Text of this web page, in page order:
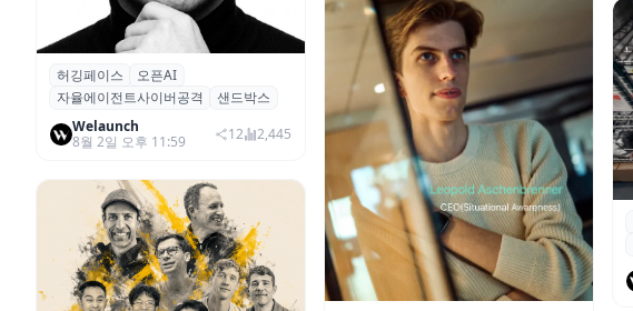
허깅페이스 CEO, 오픈AI에 1억 달
러 상당 컴퓨팅 자원 요구
허깅페이스
오픈AI
자율에이전트사이버공격
샌드박스
Welaunch
8월 2일 오후 11:59
12 2,445